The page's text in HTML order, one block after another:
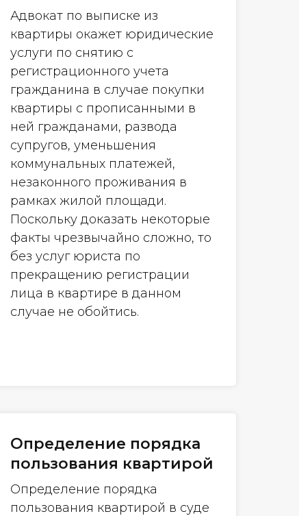
Адвокат по выписке из
квартиры окажет юридические
услуги по снятию с
регистрационного учета
гражданина в случае покупки
квартиры с прописанными в
ней гражданами, развода
супругов, уменьшения
коммунальных платежей,
незаконного проживания в
рамках жилой площади.
Поскольку доказать некоторые
факты чрезвычайно сложно, то
без услуг юриста по
прекращению регистрации
лица в квартире в данном
случае не обойтись.
Определение порядка
пользования квартирой
Определение порядка
пользования квартирой в суде